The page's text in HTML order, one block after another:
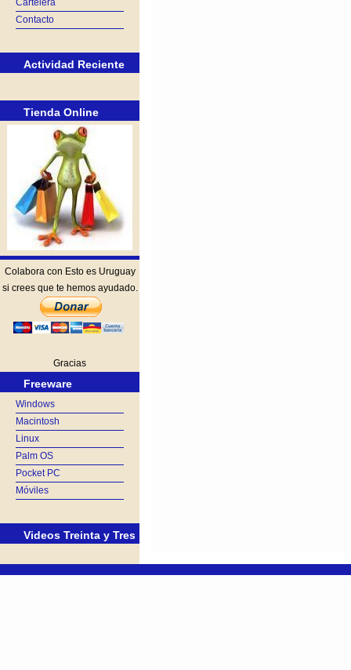
Cartelera
Contacto
Actividad Reciente
Tienda Online
Colabora con Esto es Uruguay
si crees que te hemos ayudado.
Gracias
Freeware
Windows
Macintosh
Linux
Palm OS
Pocket PC
Móviles
Videos Treinta y Tres